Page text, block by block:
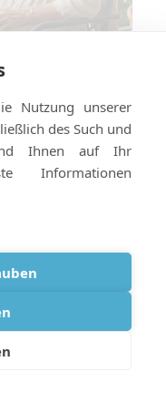
2026: Was
was bleibt
Nutzung unserer
des Such und
Ihnen auf Ihr
Informationen